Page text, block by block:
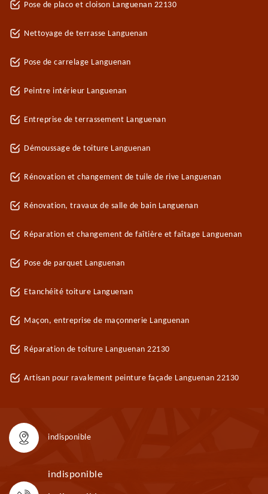
Pose de placo et cloison Languenan 22130
Nettoyage de terrasse Languenan
Pose de carrelage Languenan
Peintre intérieur Languenan
Entreprise de terrassement Languenan
Démoussage de toiture Languenan
Rénovation et changement de tuile de rive Languenan
Rénovation, travaux de salle de bain Languenan
Réparation et changement de faîtière et faîtage Languenan
Pose de parquet Languenan
Etanchéité toiture Languenan
Maçon, entreprise de maçonnerie Languenan
Réparation de toiture Languenan 22130
Artisan pour ravalement peinture façade Languenan 22130
indisponible
indisponible